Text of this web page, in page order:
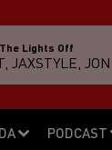
PODCAST
Lights Off
JAXSTYLE, JON